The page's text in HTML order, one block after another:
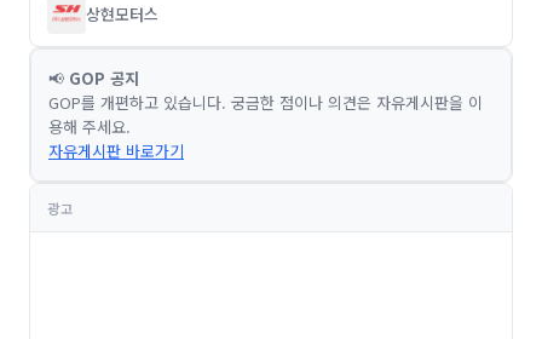
상현모터스
📢 GOP 공지
GOP를 개편하고 있습니다. 궁금한 점이나 의견은 자유게시판을 이
용해 주세요.
자유게시판 바로가기
광고